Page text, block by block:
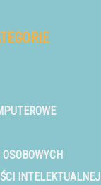
INTELEKTUALNEJ